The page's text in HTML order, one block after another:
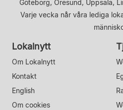
Göteborg, Öresund, Uppsala,
Varje vecka når våra lediga
Lokalnytt
Om Lokalnytt
Kontakt
English
Om cookies